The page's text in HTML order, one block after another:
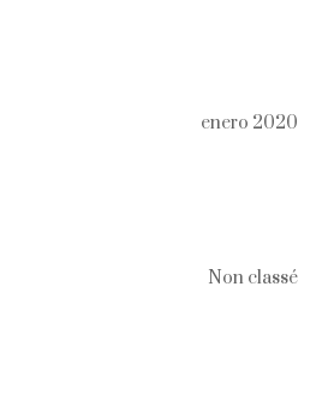
enero 2020
Non classé